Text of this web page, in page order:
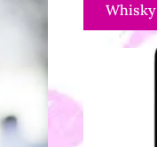
Whisky